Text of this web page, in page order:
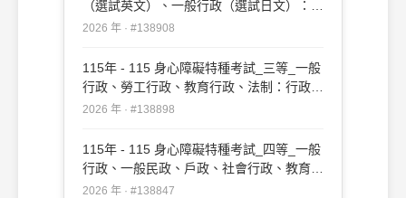
（選試英文）、一般行政（選試日文）：行
政法概要#138908
2026 年 · #138908
115年 - 115 身心障礙特種考試_三等_一般
行政、勞工行政、教育行政、法制：行政法
#138898
2026 年 · #138898
115年 - 115 身心障礙特種考試_四等_一般
行政、一般民政、戶政、社會行政、教育行
政：行政法概要#138847
2026 年 · #138847